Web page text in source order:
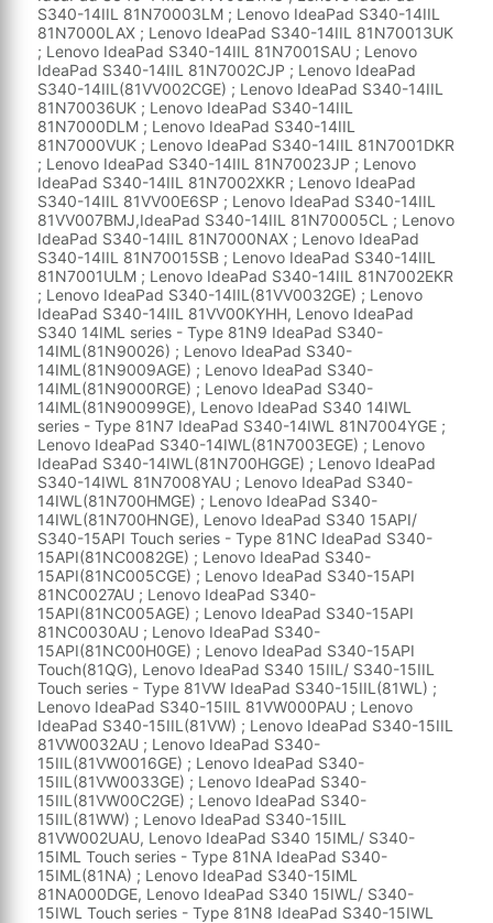
S340-14IIL 81N70003LM ; Lenovo IdeaPad S340-14IIL
81N7000LAX ; Lenovo IdeaPad S340-14IIL 81N70013UK
; Lenovo IdeaPad S340-14IIL 81N7001SAU ; Lenovo
IdeaPad S340-14IIL 81N7002CJP ; Lenovo IdeaPad
S340-14IIL(81VV002CGE) ; Lenovo IdeaPad S340-14IIL
81N70036UK ; Lenovo IdeaPad S340-14IIL
81N7000DLM ; Lenovo IdeaPad S340-14IIL
81N7000VUK ; Lenovo IdeaPad S340-14IIL 81N7001DKR
; Lenovo IdeaPad S340-14IIL 81N70023JP ; Lenovo
IdeaPad S340-14IIL 81N7002XKR ; Lenovo IdeaPad
S340-14IIL 81VV00E6SP ; Lenovo IdeaPad S340-14IIL
81VV007BMJ,IdeaPad S340-14IIL 81N70005CL ; Lenovo
IdeaPad S340-14IIL 81N7000NAX ; Lenovo IdeaPad
S340-14IIL 81N70015SB ; Lenovo IdeaPad S340-14IIL
81N7001ULM ; Lenovo IdeaPad S340-14IIL 81N7002EKR
; Lenovo IdeaPad S340-14IIL(81VV0032GE) ; Lenovo
IdeaPad S340-14IIL 81VV00KYHH, Lenovo IdeaPad
S340 14IML series - Type 81N9 IdeaPad S340-
14IML(81N90026) ; Lenovo IdeaPad S340-
14IML(81N9009AGE) ; Lenovo IdeaPad S340-
14IML(81N9000RGE) ; Lenovo IdeaPad S340-
14IML(81N90099GE), Lenovo IdeaPad S340 14IWL
series - Type 81N7 IdeaPad S340-14IWL 81N7004YGE ;
Lenovo IdeaPad S340-14IWL(81N7003EGE) ; Lenovo
IdeaPad S340-14IWL(81N700HGGE) ; Lenovo IdeaPad
S340-14IWL 81N7008YAU ; Lenovo IdeaPad S340-
14IWL(81N700HMGE) ; Lenovo IdeaPad S340-
14IWL(81N700HNGE), Lenovo IdeaPad S340 15API/
S340-15API Touch series - Type 81NC IdeaPad S340-
15API(81NC0082GE) ; Lenovo IdeaPad S340-
15API(81NC005CGE) ; Lenovo IdeaPad S340-15API
81NC0027AU ; Lenovo IdeaPad S340-
15API(81NC005AGE) ; Lenovo IdeaPad S340-15API
81NC0030AU ; Lenovo IdeaPad S340-
15API(81NC00H0GE) ; Lenovo IdeaPad S340-15API
Touch(81QG), Lenovo IdeaPad S340 15IIL/ S340-15IIL
Touch series - Type 81VW IdeaPad S340-15IIL(81WL) ;
Lenovo IdeaPad S340-15IIL 81VW000PAU ; Lenovo
IdeaPad S340-15IIL(81VW) ; Lenovo IdeaPad S340-15IIL
81VW0032AU ; Lenovo IdeaPad S340-
15IIL(81VW0016GE) ; Lenovo IdeaPad S340-
15IIL(81VW0033GE) ; Lenovo IdeaPad S340-
15IIL(81VW00C2GE) ; Lenovo IdeaPad S340-
15IIL(81WW) ; Lenovo IdeaPad S340-15IIL
81VW002UAU, Lenovo IdeaPad S340 15IML/ S340-
15IML Touch series - Type 81NA IdeaPad S340-
15IML(81NA) ; Lenovo IdeaPad S340-15IML
81NA000DGE, Lenovo IdeaPad S340 15IWL/ S340-
15IWL Touch series - Type 81N8 IdeaPad S340-15IWL